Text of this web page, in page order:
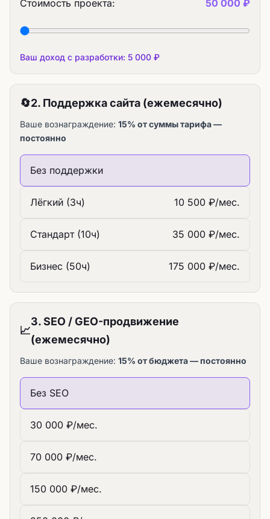
Стоимость проекта: 50 000 ₽
Ваш доход с разработки: 5 000 ₽
🔄2. Поддержка сайта (ежемесячно)
Ваше вознаграждение: 15% от суммы тарифа —
постоянно
Без поддержки
Лёгкий (3ч) 10 500 ₽/мес.
Стандарт (10ч) 35 000 ₽/мес.
Бизнес (50ч) 175 000 ₽/мес.
📈
3. SEO / GEO-продвижение
(ежемесячно)
Ваше вознаграждение: 15% от бюджета — постоянно
Без SEO
30 000 ₽/мес.
70 000 ₽/мес.
150 000 ₽/мес.